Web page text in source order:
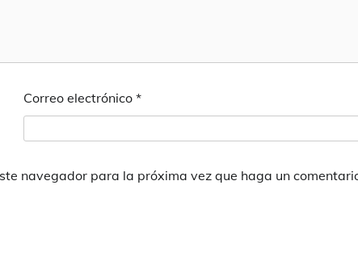
Correo electrónico *
navegador para la próxima vez que haga un